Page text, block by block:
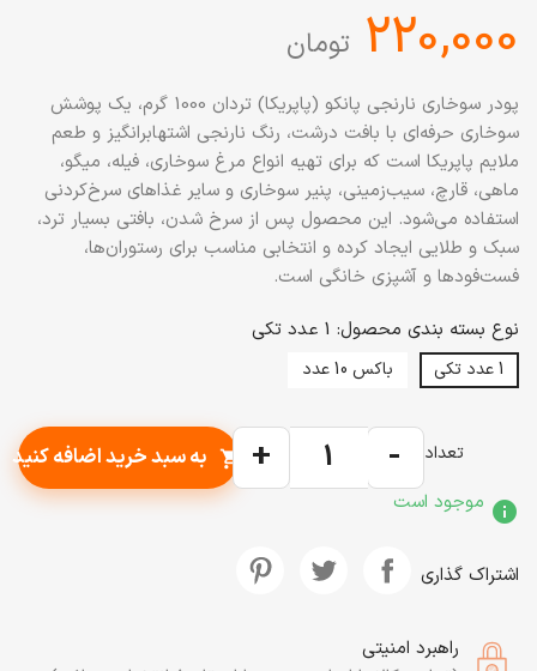
‎220,000 تومان
پودر سوخاری نارنجی پانکو (پاپریکا) تردان 1000 گرم، یک پوشش
سوخاری حرفه‌ای با بافت درشت، رنگ نارنجی اشتها‌برانگیز و طعم
ملایم پاپریکا است که برای تهیه انواع مرغ سوخاری، فیله، میگو،
ماهی، قارچ، سیب‌زمینی، پنیر سوخاری و سایر غذاهای سرخ‌کردنی
استفاده می‌شود. این محصول پس از سرخ شدن، بافتی بسیار ترد،
سبک و طلایی ایجاد کرده و انتخابی مناسب برای رستوران‌ها،
فست‌فودها و آشپزی خانگی است.
نوع بسته بندی محصول: 1 عدد تکی
1 عدد تکی باکس 10 عدد
تعداد -
+
shopping_cart به سبد خرید اضافه کنید
info موجود است
اشتراک گذاری
راهبرد امنیتی